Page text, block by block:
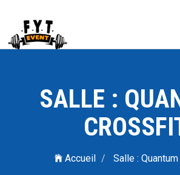
SALLE :
Accueil Salle :